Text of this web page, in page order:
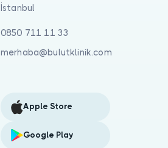
İstanbul
0850 711 11 33
merhaba@bulutklinik.com
Apple Store
Google Play